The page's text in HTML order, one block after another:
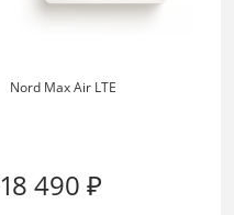
Nord Max Air LTE
18 490 ₽